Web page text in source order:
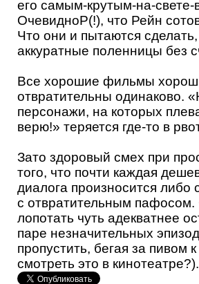
его самым-крутым-на-
ОчевидноP(!), что Рейн
Что они и пытаются
аккуратные поленницы без
Все хорошие фильмы
отвратительны одинаково.
персонажи, на которых
верю!» теряется где-то в
Зато здоровый смех при
того, что почти каждая
диалога произносится
с отвратительным
лопотать чуть адекватнее
паре незначительных
пропустить, бегая за
смотреть это в кинотеатре?).